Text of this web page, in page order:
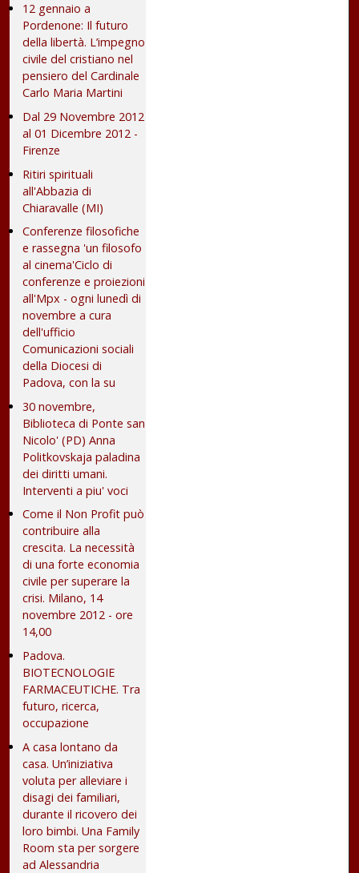
12 gennaio a
Pordenone: Il futuro
della libertà. L’impegno
civile del cristiano nel
pensiero del Cardinale
Carlo Maria Martini
Dal 29 Novembre 2012
al 01 Dicembre 2012 -
Firenze
Ritiri spirituali
all'Abbazia di
Chiaravalle (MI)
Conferenze filosofiche
e rassegna 'un filosofo
al cinema'Ciclo di
conferenze e proiezioni
all'Mpx - ogni lunedì di
novembre a cura
dell'ufficio
Comunicazioni sociali
della Diocesi di
Padova, con la su
30 novembre,
Biblioteca di Ponte san
Nicolo' (PD) Anna
Politkovskaja paladina
dei diritti umani.
Interventi a piu' voci
Come il Non Profit può
contribuire alla
crescita. La necessità
di una forte economia
civile per superare la
crisi. Milano, 14
novembre 2012 - ore
14,00
Padova.
BIOTECNOLOGIE
FARMACEUTICHE. Tra
futuro, ricerca,
occupazione
A casa lontano da
casa. Un’iniziativa
voluta per alleviare i
disagi dei familiari,
durante il ricovero dei
loro bimbi. Una Family
Room sta per sorgere
ad Alessandria